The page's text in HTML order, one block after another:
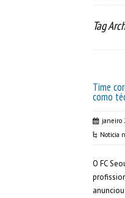
Tag
Time
como
janeiro
Noticia
O FC